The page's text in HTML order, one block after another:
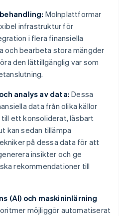
Molnplattformar
infrastruktur för
i flera finansiella
och bearbeta stora mängder
den lättillgänglig var som
analys av data: Dessa
data från olika källor
ett konsoliderat, läsbart
kan sedan tillämpa
på dessa data för att
insikter och ge
rekommendationer till
(AI) och maskininlärning
möjliggör automatiserat